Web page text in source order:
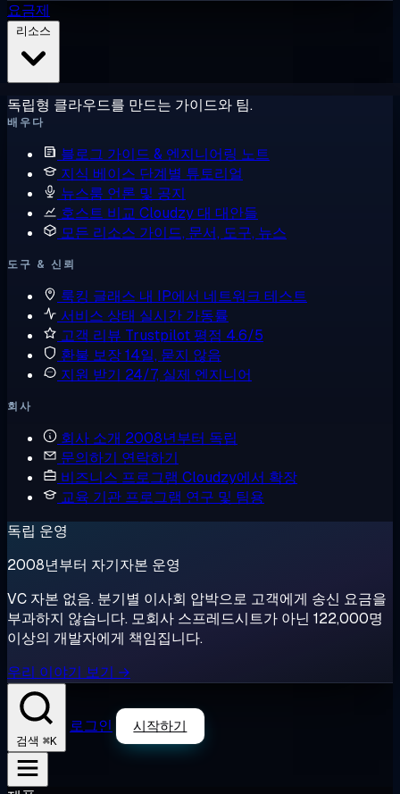
요금제
독립형 클라우드를 만드는 가이드와 팀.
배우다
블로그 가이드 & 엔지니어링 노트
지식 베이스 단계별 튜토리얼
뉴스룸 언론 및 공지
호스트 비교 Cloudzy 대 대안들
모든 리소스 가이드, 문서, 도구, 뉴스
도구 & 신뢰
룩킹 글래스 내 IP에서 네트워크 테스트
서비스 상태 실시간 가동률
고객 리뷰 Trustpilot 평점 4.6/5
환불 보장14일, 묻지 않음
지원 받기 24/7, 실제 엔지니어
회사
회사 소개 2008년부터 독립
문의하기 연락하기
비즈니스 프로그램 Cloudzy에서 확장
교육 기관 프로그램 연구 및 팀용
독립 운영
2008년부터 자기자본 운영
VC 자본 없음. 분기별 이사회 압박으로 고객에게 송신 요금을
부과하지 않습니다. 모회사 스프레드시트가 아닌 122,000명
이상의 개발자에게 책임집니다.
우리 이야기 보기 →
검색 ⌘K
로그인 시작하기